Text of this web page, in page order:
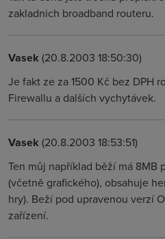
zakladnich broadband routeru.
Vasek (20.8.2003 18:50:30)
Je fakt ze za 1500 Kč bez DPH
Firewallu a dalších vychytávek.
Vasek (20.8.2003 18:53:51)
Ten můj například běží má 8MB
(včetně grafického), obsahuje
hry). Beží pod upravenou verzí
zařízení.